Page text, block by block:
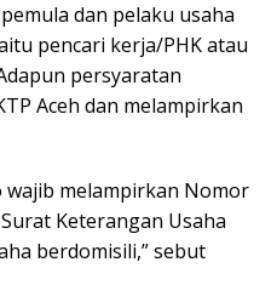
dan pelaku usaha
pencari kerja/PHK atau
persyaratan
Aceh dan melampirkan
melampirkan Nomor
Keterangan Usaha
berdomisili,” sebut